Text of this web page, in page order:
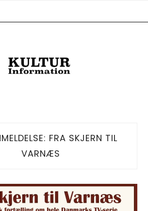
FRA SKJERN TIL
VARNÆS